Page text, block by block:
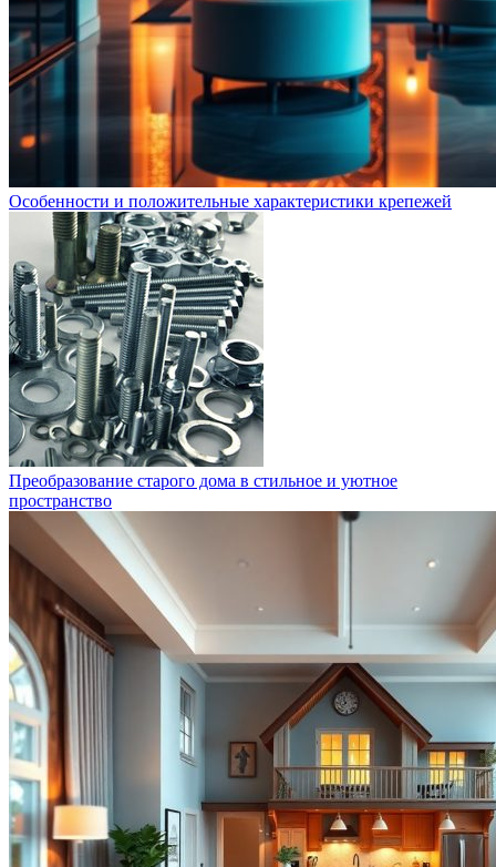
Особенности и положительные характеристики крепежей
Преобразование старого дома в стильное и уютное
пространство